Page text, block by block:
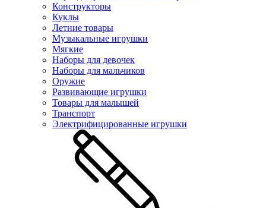
Конструкторы
Куклы
Летние товары
Музыкальные игрушки
Мягкие
Наборы для девочек
Наборы для мальчиков
Оружие
Развивающие игрушки
Товары для малышей
Транспорт
Электрифицированные игрушки